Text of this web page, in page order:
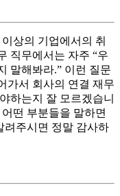
상의 기업에서의 취
직무에서는 자주 “우
말해봐라.” 이런 질문
가서 회사의 연결 재무
하는지 잘 모르겠습니
떤 부분들을 말하면
려주시면 정말 감사하